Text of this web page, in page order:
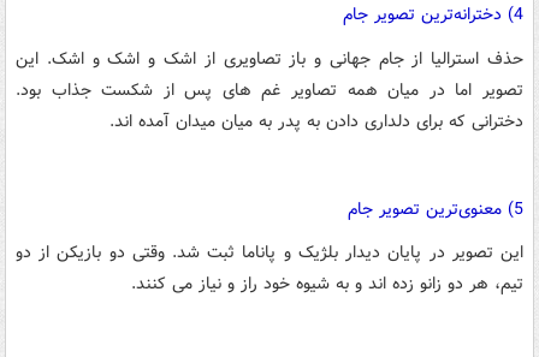
4) دخترانه‌ترین تصویر جام
حذف استرالیا از جام جهانی و باز تصاویری از اشک و اشک و اشک. این
تصویر اما در میان همه تصاویر غم های پس از شکست جذاب بود.
دخترانی که برای دلداری دادن به پدر به میان میدان آمده اند.
5) معنوی‌ترین تصویر جام
این تصویر در پایان دیدار بلژیک و پاناما ثبت شد. وقتی دو بازیکن از دو
تیم، هر دو زانو زده اند و به شیوه خود راز و نیاز می کنند.